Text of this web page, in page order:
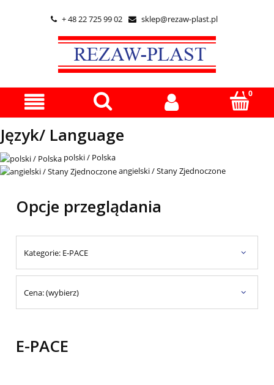
 + 48 22 725 99 02  sklep@rezaw-plast.pl
Język/ Language
polski / Polska
angielski / Stany Zjednoczone
Opcje przeglądania
Kategorie: E-PACE
Cena: (wybierz)
E-PACE